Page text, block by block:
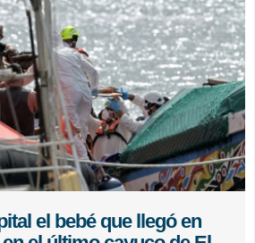
el bebé que llegó en